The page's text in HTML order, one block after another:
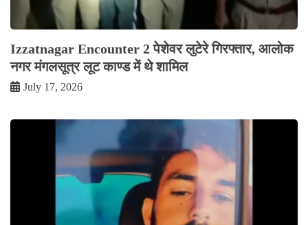
Izzatnagar Encounter 2 पेशेवर लुटेरे गिरफ्तार, आलोक
नगर मंगलसूत्र लूट काण्‍ड में थे शामिल
July 17, 2026